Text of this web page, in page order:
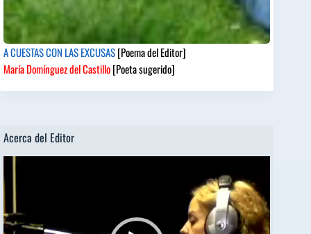
A CUESTAS CON LAS EXCUSAS[Poema del Editor]
María Domínguez del Castillo[Poeta sugerido]
Acerca del Editor
de
vídeo